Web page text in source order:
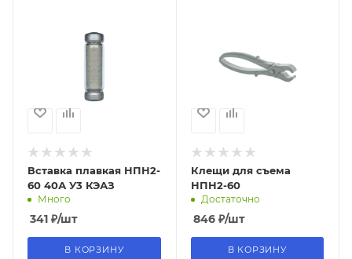
Вставка плавкая НПН2-
60 40А У3 КЭАЗ
Много
341 ₽/шт
В КОРЗИНУ
Клещи для съема
НПН2-60
Достаточно
846₽/шт
В КОРЗИНУ